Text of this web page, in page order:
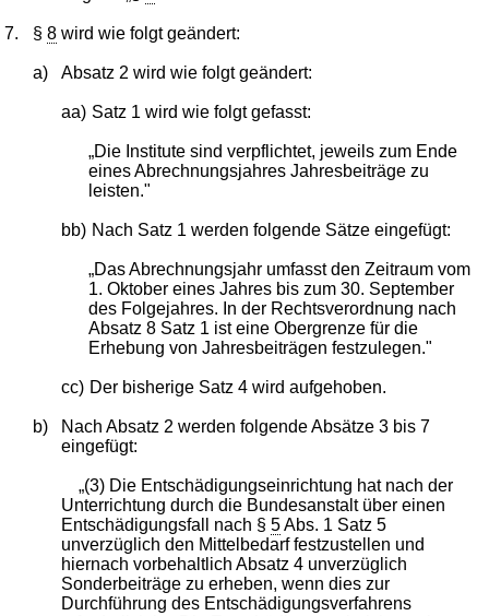
7. §8 wird wie folgt geändert:
a) Absatz 2 wird wie folgt geändert:
aa) Satz 1 wird wie folgt gefasst:
„Die Institute sind verpflichtet, jeweils zum Ende
eines Abrechnungsjahres Jahresbeiträge zu
leisten."
bb) Nach Satz 1 werden folgende Sätze eingefügt:
„Das Abrechnungsjahr umfasst den Zeitraum vom
1. Oktober eines Jahres bis zum 30. September
des Folgejahres. In der Rechtsverordnung nach
Absatz 8 Satz 1 ist eine Obergrenze für die
Erhebung von Jahresbeiträgen festzulegen."
cc) Der bisherige Satz 4 wird aufgehoben.
b)
Nach Absatz 2 werden folgende Absätze 3 bis 7
eingefügt:
„(3) Die Entschädigungseinrichtung hat nach der
Unterrichtung durch die Bundesanstalt über einen
Entschädigungsfall nach § 5Abs. 1 Satz 5
unverzüglich den Mittelbedarf festzustellen und
hiernach vorbehaltlich Absatz 4 unverzüglich
Sonderbeiträge zu erheben, wenn dies zur
Durchführung des Entschädigungsverfahrens